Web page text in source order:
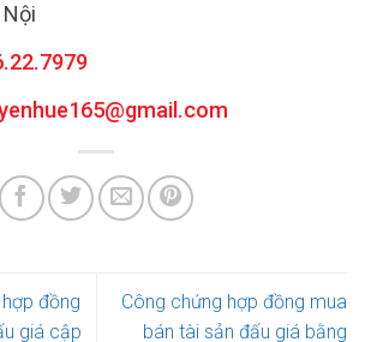
đồng
giá cập
Công chứng hợp đồng mua
bán tài sản đấu giá bằng